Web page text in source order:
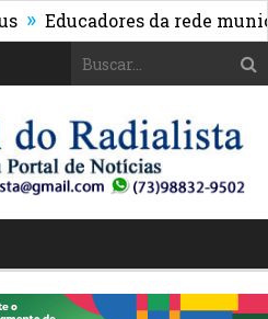
Educadores da rede